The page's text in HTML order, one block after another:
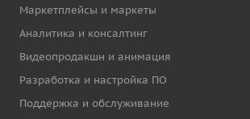
Маркетплейсы и маркеты
Аналитика и консалтинг
Видеопродакшн и анимация
Разработка и настройка ПО
Поддержка и обслуживание